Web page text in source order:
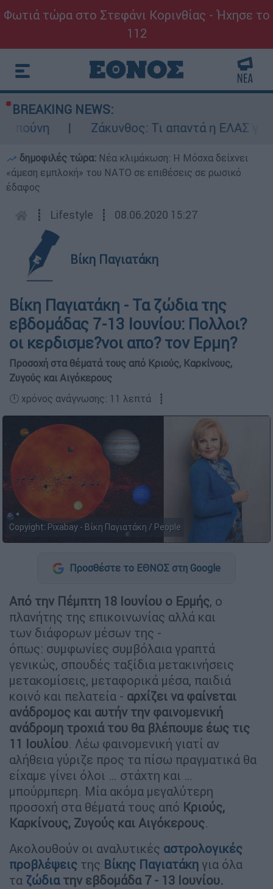
Φωτιά τώρα στο Στεφάνι Κορινθίας - Ήχησε το
112
BREAKING NEWS:
Ζάκυνθος: Τι απαντά η ΕΛΑΣ για τους 8
δημοφιλές τώρα: Νέα κλιμάκωση: Η Μόσχα δείχνει
«άμεση εμπλοκή» του ΝΑΤΟ σε επιθέσεις σε ρωσικό
έδαφος
┋ Lifestyle ┋ 08.06.2020 15:27
Βίκη Παγιατάκη
Βίκη Παγιατάκη - Τα ζώδια της
εβδομάδας 7-13 Ιουνίου: Πολλοι?
οι κερδισμε?νοι απο? τον Ερμη?
Προσοχή στα θέματά τους από Κριούς, Καρκίνους,
Ζυγούς και Αιγόκερους
🕛 χρόνος ανάγνωσης: 11 λεπτά ┋
Copyight: Pixabay - Βίκη Παγιατάκη / People
Προσθέστε το ΕΘΝΟΣ στη Google
Από την Πέμπτη 18 Ιουνίου ο Ερμής, ο
πλανήτης της επικοινωνίας αλλά και
των διάφορων μέσων της -
όπως: συμφωνίες συμβόλαια γραπτά
γενικώς, σπουδές ταξίδια μετακινήσεις
μετακομίσεις, μεταφορικά μέσα, παιδιά
κοινό και πελατεία - αρχίζει να φαίνεται
ανάδρομος και αυτήν την φαινομενική
ανάδρομη τροχιά του θα βλέπουμε έως τις
11 Ιουλίου. Λέω φαινομενική γιατί αν
αλήθεια γύριζε προς τα πίσω πραγματικά θα
είχαμε γίνει όλοι … στάχτη και …
μπούρμπερη. Μία ακόμα μεγαλύτερη
προσοχή στα θέματά τους από Κριούς,
Καρκίνους, Ζυγούς και Αιγόκερους.
Ακολουθούν οι αναλυτικές αστρολογικές
προβλέψεις της Βίκης Παγιατάκη για όλα
τα ζώδιατην εβδομάδα 7 - 13 Ιουνίου.